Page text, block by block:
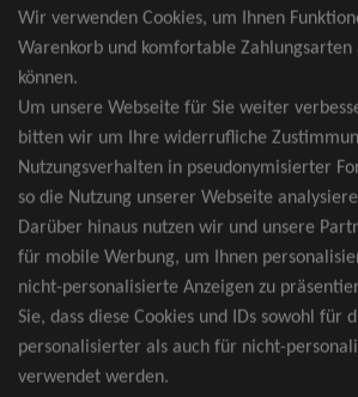
nach der
werden.
wider Erwarten doch
sein, erhalten Sie von uns
nächst bessere
kostenfrei und völlig
TOP-Events
André Rieu Tickets
Wir verwenden Cookies, um Ihnen
Warenkorb und komfortable Zahlungsarten
können.
Um unsere Webseite für Sie weiter
bitten wir um Ihre widerrufliche
Nutzungsverhalten in pseudonymisierter
so die Nutzung unserer Webseite
Darüber hinaus nutzen wir und unsere
für mobile Werbung, um Ihnen
nicht-personalisierte Anzeigen zu
Sie, dass diese Cookies und IDs sowohl für
personalisierter als auch für nicht-
verwendet werden.